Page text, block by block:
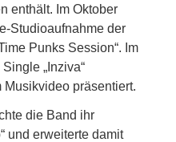
enthält. Im Oktober
Studioaufnahme der
Punks Session“. Im
„Inziva“
präsentiert.
die Band ihr
und erweiterte damit